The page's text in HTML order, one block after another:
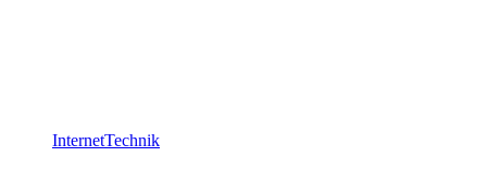
InternetTechnik